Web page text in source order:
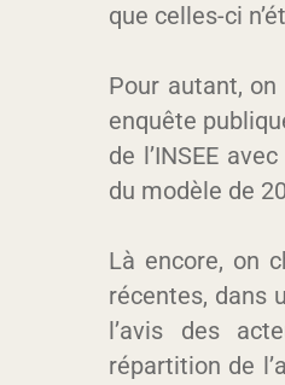
que celles-ci
Pour autant,
enquête
de l’INSEE
du modèle de
Là encore, on
récentes, dans
l’avis des
répartition de